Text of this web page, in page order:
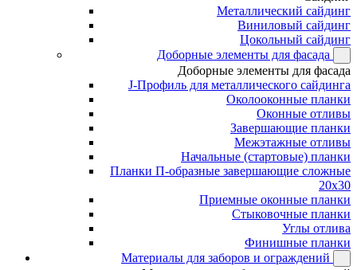
Металлический сайдинг
Виниловый сайдинг
Цокольный сайдинг
Доборные элементы для фасада
Доборные элементы для фасада
J-Профиль для металлического сайдинга
Околооконные планки
Оконные отливы
Завершающие планки
Межэтажные отливы
Начальные (стартовые) планки
Планки П-образные завершающие сложные
20x30
Приемные оконные планки
Стыковочные планки
Углы отлива
Финишные планки
Материалы для заборов и ограждений